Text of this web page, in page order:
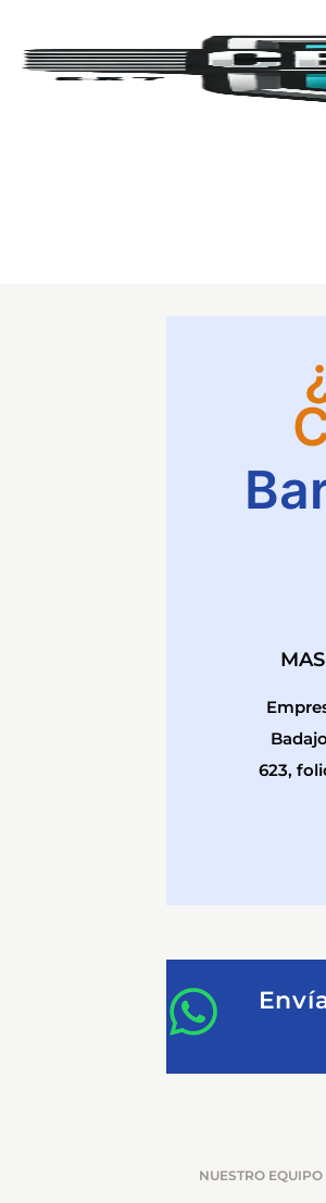
623,
NUESTRO